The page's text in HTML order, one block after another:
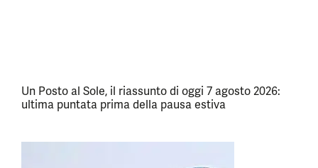
Un Posto al Sole, il riassunto di oggi 7 agosto 2026:
ultima puntata prima della pausa estiva